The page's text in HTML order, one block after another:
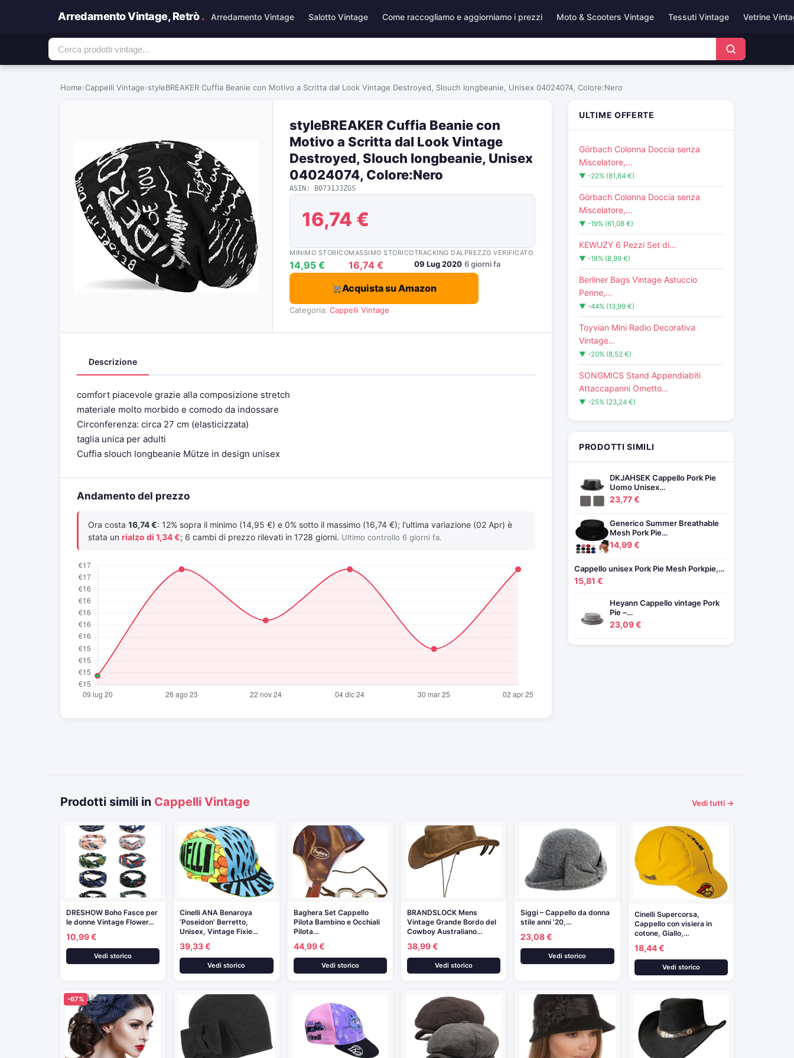
Arredamento Vintage, Retrò. Arredamento Vintage Salotto Vintage Come raccogliamo e aggiorniamo i prezzi Moto & Scooters Vintage Tessuti Vintage Vetrine
Home›Cappelli Vintage›styleBREAKER Cuffia Beanie con Motivo a Scritta dal Look Vintage Destroyed, Slouch longbeanie, Unisex 04024074, Colore:Nero
styleBREAKER Cuffia Beanie con
Motivo a Scritta dal Look Vintage
Destroyed, Slouch longbeanie, Unisex
04024074, Colore:Nero
ASIN: B0731JJZGS
16,74 €
MINIMO STORICO
14,95 €
MASSIMO STORICO
16,74 €
TRACKING DAL
09 Lug 2020
PREZZO VERIFICATO
6 giorni fa
Acquista su Amazon
Categoria: Cappelli Vintage
Descrizione
comfort piacevole grazie alla composizione stretch
materiale molto morbido e comodo da indossare
Circonferenza: circa 27 cm (elasticizzata)
taglia unica per adulti
Cuffia slouch longbeanie Mütze in design unisex
Andamento del prezzo
Ora costa 16,74 €: 12% sopra il minimo (14,95 €) e 0% sotto il massimo (16,74 €); l'ultima variazione (02 Apr) è
stata un rialzo di 1,34 €; 6 cambi di prezzo rilevati in 1728 giorni. Ultimo controllo 6 giorni fa.
ULTIME OFFERTE
Görbach Colonna Doccia senza
Miscelatore,…
▼ -22% (81,84 €)
Görbach Colonna Doccia senza
Miscelatore,…
▼ -19% (61,08 €)
KEWUZY 6 Pezzi Set di…
▼ -18% (8,99 €)
Berliner Bags Vintage Astuccio
Penne,…
▼ -44% (13,99 €)
Toyvian Mini Radio Decorativa
Vintage…
▼ -20% (8,52 €)
SONGMICS Stand Appendiabiti
Attaccapanni Ometto…
▼ -25% (23,24 €)
PRODOTTI SIMILI
DKJAHSEK Cappello Pork Pie
Uomo Unisex…
23,77 €
Generico Summer Breathable
Mesh Pork Pie…
14,99 €
Cappello unisex Pork Pie Mesh Porkpie,…
15,81 €
Heyann Cappello vintage Pork
Pie –…
23,09 €
Prodotti simili in Cappelli Vintage Vedi tutti →
DRESHOW Boho Fasce per
le donne Vintage Flower…
10,99 €
Vedi storico
Cinelli ANA Benaroya
‘Poseidon’ Berretto,
Unisex, Vintage Fixie…
39,33 €
Vedi storico
Baghera Set Cappello
Pilota Bambino e Occhiali
Pilota…
44,99 €
Vedi storico
BRANDSLOCK Mens
Vintage Grande Bordo del
Cowboy Australiano…
38,99 €
Vedi storico
Siggi – Cappello da donna
stile anni ’20,…
23,08 €
Vedi storico
Cinelli Supercorsa,
Cappello con visiera in
cotone, Giallo,…
18,44 €
Vedi storico
-67%